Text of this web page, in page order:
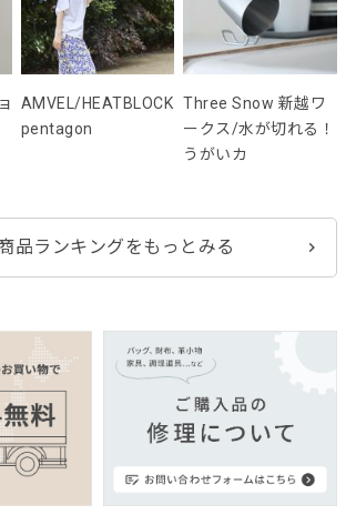
AMVEL/HEATBLOCK
pentagon
Three Snow 新越ワ
ークス/水が切れる！
うがいカ
品ランキングをもっとみる